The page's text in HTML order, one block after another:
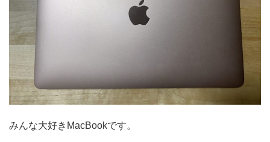
みんな大好きMacBookです。